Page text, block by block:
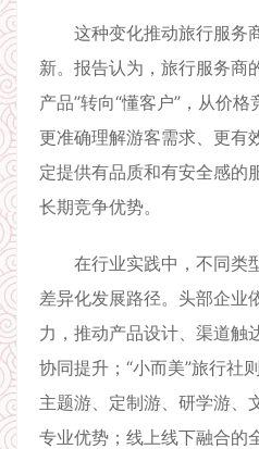
这种变化推动旅行服务
新。报告认为，旅行服务商
产品”转向“懂客户”，从价
更准确理解游客需求、更有
定提供有品质和有安全感的
长期竞争优势。
在行业实践中，不同类
差异化发展路径。头部企业
力，推动产品设计、渠道触
协同提升；“小而美”旅行社
主题游、定制游、研学游、
专业优势；线上线下融合的